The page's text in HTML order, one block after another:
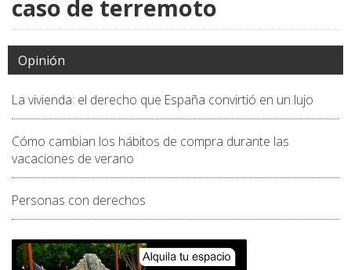
caso de terremoto
Opinión
La vivienda: el derecho que España convirtió en un lujo
Cómo cambian los hábitos de compra durante las
vacaciones de verano
Personas con derechos